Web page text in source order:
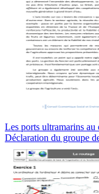
Les ports ultramarins au
Déclaration du groupe